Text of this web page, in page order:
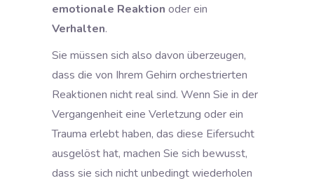
emotionale Reaktion oder ein
Verhalten.
Sie müssen sich also davon überzeugen,
dass die von Ihrem Gehirn orchestrierten
Reaktionen nicht real sind. Wenn Sie in der
Vergangenheit eine Verletzung oder ein
Trauma erlebt haben, das diese Eifersucht
ausgelöst hat, machen Sie sich bewusst,
dass sie sich nicht unbedingt wiederholen